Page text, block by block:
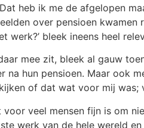
heb ik me de afgelopen
over pensioen kwamen
werk?’ bleek ineens heel
mee zit, bleek al gauw
hun pensioen. Maar ook
of dat wat voor mij
veel mensen fijn is om
werk van de hele wereld